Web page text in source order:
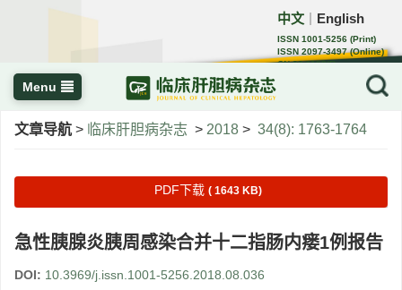
中文 English
ISSN 1001-5256 (Print)
ISSN 2097-3497 (Online)
CN 22-1108/R
Menu
文章导航 > 临床肝胆病杂志 > 2018 > 34(8): 1763-1764
PDF下载 ( 1643 KB)
急性胰腺炎胰周感染合并十二指肠内瘘1例报告
DOI: 10.3969/j.issn.1001-5256.2018.08.036